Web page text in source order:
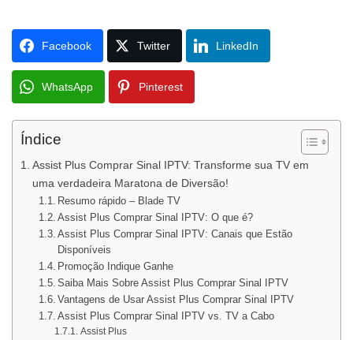
Facebook Twitter LinkedIn
WhatsApp Pinterest
Índice
Assist Plus Comprar Sinal IPTV: Transforme sua TV em
uma verdadeira Maratona de Diversão!
Resumo rápido – Blade TV
Assist Plus Comprar Sinal IPTV: O que é?
Assist Plus Comprar Sinal IPTV: Canais que Estão
Disponíveis
Promoção Indique Ganhe
Saiba Mais Sobre Assist Plus Comprar Sinal IPTV
Vantagens de Usar Assist Plus Comprar Sinal IPTV
Assist Plus Comprar Sinal IPTV vs. TV a Cabo
Assist Plus